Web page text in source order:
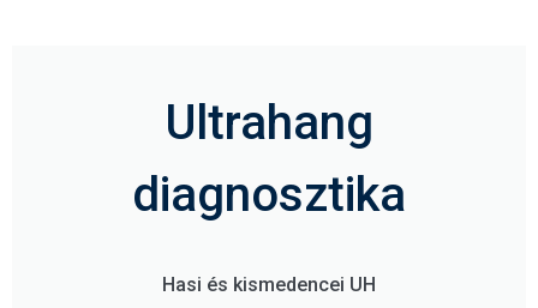
Ultrahang
diagnosztika
Hasi és kismedencei UH